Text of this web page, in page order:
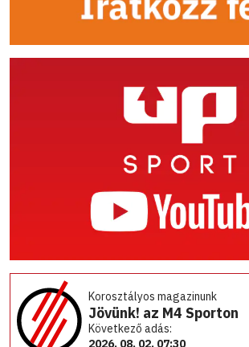
Korosztályos magazinunk
Jövünk! az M4 Sporton
Következő adás:
2026. 08. 02. 07:30